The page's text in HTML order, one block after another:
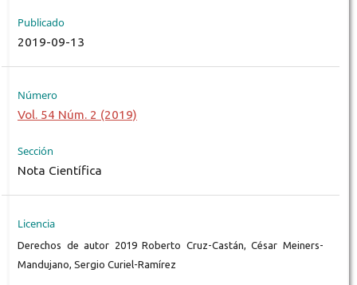
Publicado
2019-09-13
Número
Vol. 54 Núm. 2 (2019)
Sección
Nota Científica
Licencia
Derechos de autor 2019 Roberto Cruz-Castán, César Meiners-
Mandujano, Sergio Curiel-Ramírez